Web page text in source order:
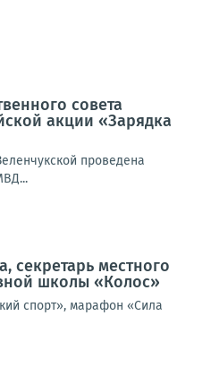
совета
акции «Зарядка
проведена
секретарь местного
школы «Колос»
спорт», марафон «Сила